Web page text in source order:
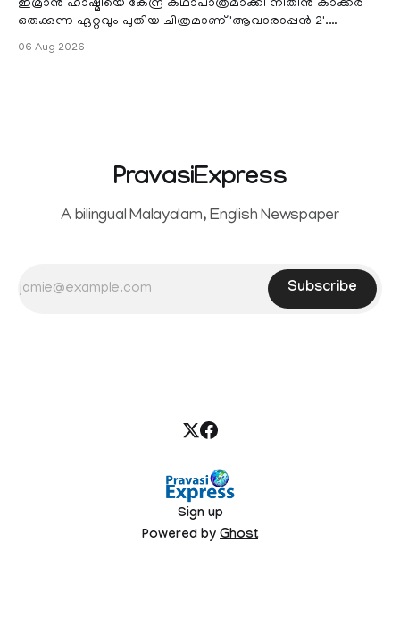
ഇമ്രാൻ ഹാഷ്മിയെ കേന്ദ്ര കഥാപാത്രമാക്കി നിതിൻ കാക്കർ
ഒരുക്കുന്ന ഏറ്റവും പുതിയ ചിത്രമാണ് 'ആവാരാപ്പൻ 2'.
06 Aug 2026
PravasiExpress
A bilingual Malayalam, English Newspaper
Subscribe
Sign up
Powered by Ghost